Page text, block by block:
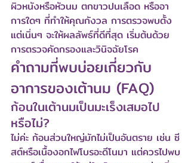
ผิวหนังหรือหัวนม ตกขาวปนเลือด หรืออา
การใดๆ ที่ทำให้คุณกังวล การตรวจพบตั้ง
แต่เนิ่นๆ จะให้ผลลัพธ์ที่ดีที่สุด เริ่มต้นด้วย
การตรวจคัดกรองและวินิจฉัยโรค
คำถามที่พบบ่อยเกี่ยวกับ
อาการของเต้านม (FAQ)
ก้อนในเต้านมเป็นมะเร็งเสมอไป
หรือไม่?
ไม่ค่ะ ก้อนส่วนใหญ่มักไม่เป็นอันตราย เช่น ซี
สต์หรือเนื้องอกไฟโบรอะดีโนมา แต่ควรไปพบ